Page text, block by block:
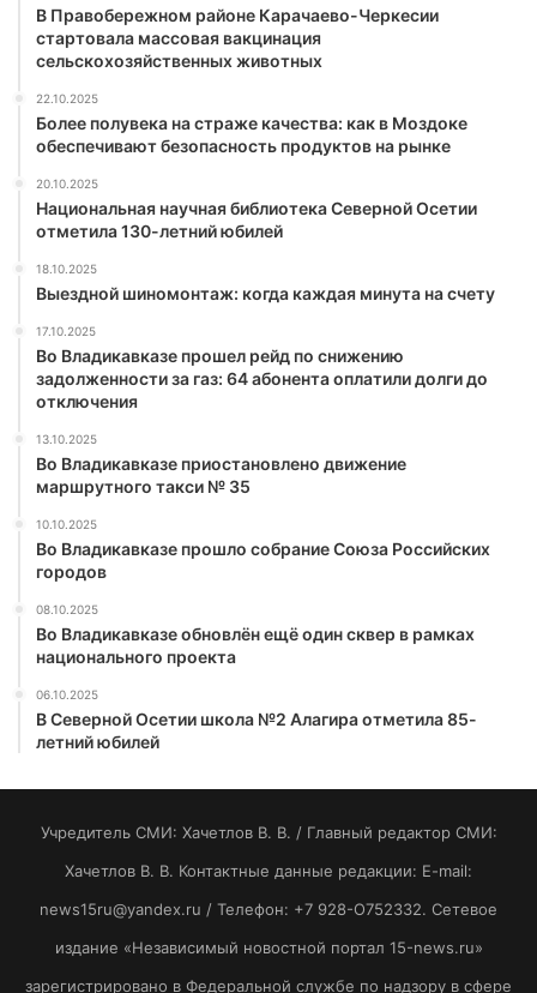
В Правобережном районе Карачаево-Черкесии
стартовала массовая вакцинация
сельскохозяйственных животных
22.10.2025
Более полувека на страже качества: как в Моздоке
обеспечивают безопасность продуктов на рынке
20.10.2025
Национальная научная библиотека Северной Осетии
отметила 130-летний юбилей
18.10.2025
Выездной шиномонтаж: когда каждая минута на счету
17.10.2025
Во Владикавказе прошел рейд по снижению
задолженности за газ: 64 абонента оплатили долги до
отключения
13.10.2025
Во Владикавказе приостановлено движение
маршрутного такси № 35
10.10.2025
Во Владикавказе прошло собрание Союза Российских
городов
08.10.2025
Во Владикавказе обновлён ещё один сквер в рамках
национального проекта
06.10.2025
В Северной Осетии школа №2 Алагира отметила 85-
летний юбилей
Учредитель СМИ: Хaчeтлoв B. B. / Главный редактор СМИ:
Хaчeтлoв B. B. Контактные данные редакции: E-mail:
news15ru@yandex.ru / Телефон: +7 928-O752332. Сетевое
издание «Независимый новостной портал 15-news.ru»
зарегистрировано в Федеральной службе по надзору в сфере